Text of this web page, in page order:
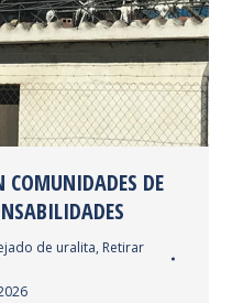
COMUNIDADES DE
de uralita, Retirar